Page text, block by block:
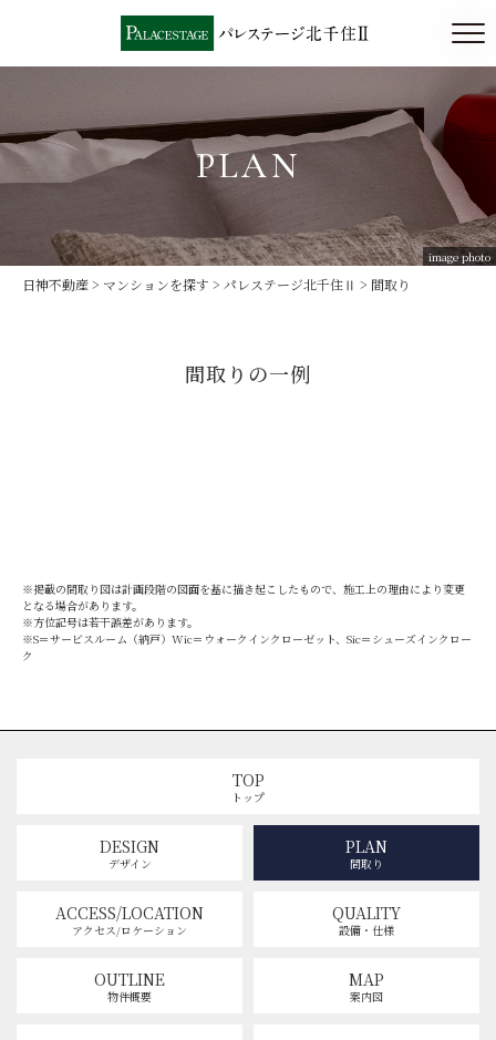
TOP
トップ
ACCESS/LOCATION
アクセス/ロケーション
QUALITY
設備・仕様
PLAN
image photo
日神不動産> マンションを探す > パレステージ北千住Ⅱ > 間取り
間取りの一例
※掲載の間取り図は計画段階の図面を基に描き起こしたもので、施工上の理由により変更
となる場合があります。
※方位記号は若干誤差があります。
※S＝サービスルーム（納戸）Wic＝ウォークインクローゼット、Sic＝シューズインクロー
ク
TOP
トップ
DESIGN
デザイン
PLAN
間取り
ACCESS/LOCATION
アクセス/ロケーション
QUALITY
設備・仕様
OUTLINE
物件概要
MAP
案内図